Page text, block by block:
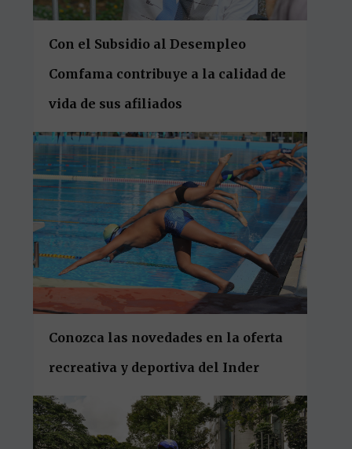
Con el Subsidio al Desempleo
Comfama contribuye a la calidad de
vida de sus afiliados
Conozca las novedades en la oferta
recreativa y deportiva del Inder